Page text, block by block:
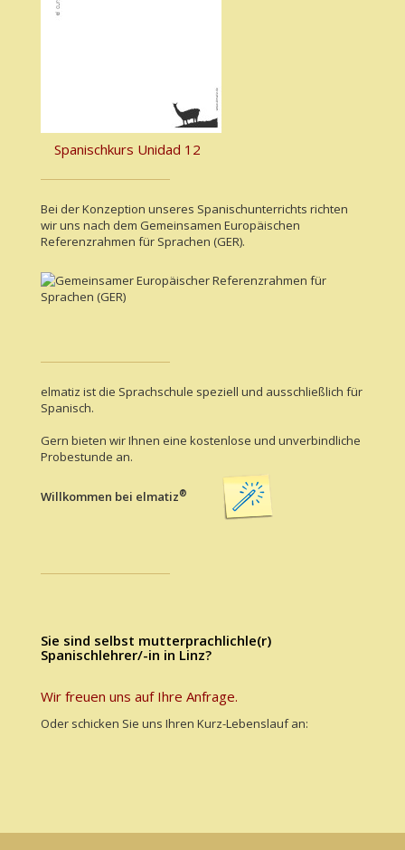
Spanischkurs Unidad 12
Bei der Konzeption unseres Spanischunterrichts richten
wir uns nach dem Gemeinsamen Europäischen
Referenzrahmen für Sprachen (GER).
elmatiz ist die Sprachschule speziell und ausschließlich für
Spanisch.
Gern bieten wir Ihnen eine kostenlose und unverbindliche
Probestunde an.
Willkommen bei elmatiz®
Sie sind selbst mutterprachlichle(r)
Spanischlehrer/-in in Linz?
Wir freuen uns auf Ihre Anfrage.
Oder schicken Sie uns Ihren Kurz-Lebenslauf an: